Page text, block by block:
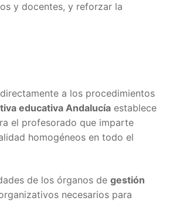
y docentes, y reforzar la
a los procedimientos
educativa Andalucía establece
el profesorado que imparte
homogéneos en todo el
de los órganos de gestión
necesarios para